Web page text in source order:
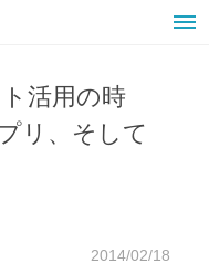
活用の時
リ、そして
2014/02/18